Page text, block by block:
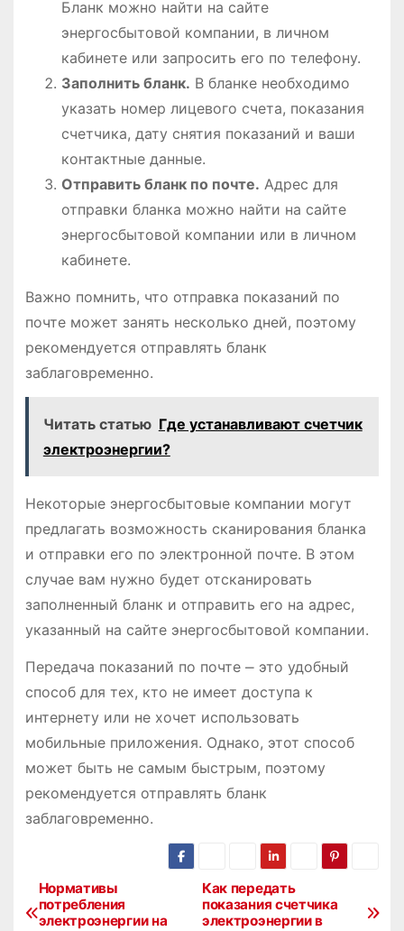
Бланк можно найти на сайте
энергосбытовой компании, в личном
кабинете или запросить его по телефону.
Заполнить бланк. В бланке необходимо
указать номер лицевого счета, показания
счетчика, дату снятия показаний и ваши
контактные данные.
Отправить бланк по почте. Адрес для
отправки бланка можно найти на сайте
энергосбытовой компании или в личном
кабинете.
Важно помнить, что отправка показаний по
почте может занять несколько дней, поэтому
рекомендуется отправлять бланк
заблаговременно.
Читать статью Где устанавливают счетчик
электроэнергии?
Некоторые энергосбытовые компании могут
предлагать возможность сканирования бланка
и отправки его по электронной почте. В этом
случае вам нужно будет отсканировать
заполненный бланк и отправить его на адрес,
указанный на сайте энергосбытовой компании.
Передача показаний по почте ⎼ это удобный
способ для тех, кто не имеет доступа к
интернету или не хочет использовать
мобильные приложения. Однако, этот способ
может быть не самым быстрым, поэтому
рекомендуется отправлять бланк
заблаговременно.
Н
Как передать
показания счетчика
электроэнергии в
Нормативы
потребления
электроэнергии на